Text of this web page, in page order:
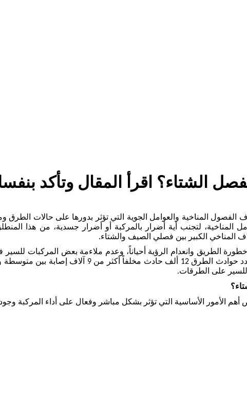
الشتاء؟ اقرأ المقال وتأكد
الفصول المناخية والعوامل الجوية التي تؤثر بدورها على حالات
المناخية، لتجنب أية أضرار بالمركبة أو أضرار جسدية، من هذا
المناخي الكبير بين فصلي الصيف والشتاء.
الطريق وانعدام الرؤية أحياناً، وعدم ملاءمة بعض المركبات
عام، ففي فلسطين للعام 2018 تجاوز عدد
للسير على الطرقات.
أهم الأمور الأساسية التي تؤثر بشكل مباشر وفعال على أداء المركبة